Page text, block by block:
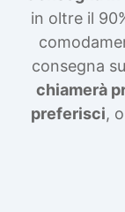
in oltre il
consegna
chiamerà
preferisci,